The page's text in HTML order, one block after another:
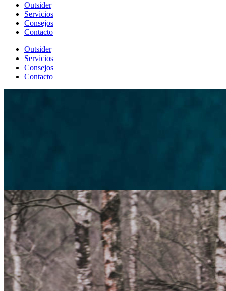
Outsider
Servicios
Consejos
Contacto
Outsider
Servicios
Consejos
Contacto